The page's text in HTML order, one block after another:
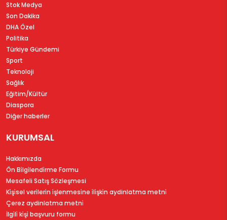
Stok Medya
Son Dakika
DHA Özel
Politika
Türkiye Gündemi
Sport
Teknoloji
Sağlık
Eğitim/Kültür
Diaspora
Diğer haberler
KURUMSAL
Hakkımızda
Ön Bi̇lgi̇lendi̇rme Formu
Mesafeli Satış Sözleşmesi
Ki̇şi̇sel veri̇leri̇n i̇şlenmesi̇ne i̇li̇şki̇n aydinlatma metni̇
Çerez aydinlatma metni̇
İlgi̇li̇ ki̇şi̇ başvuru formu